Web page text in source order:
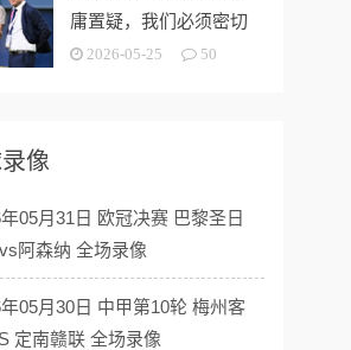
庸置疑，我们必须密切
关注今夏市场动向
2026-05-25 50
像
05月31日 欧冠决赛 巴黎圣日
阿森纳 全场录像
05月30日 中甲第10轮 梅州客
定南赣联 全场录像